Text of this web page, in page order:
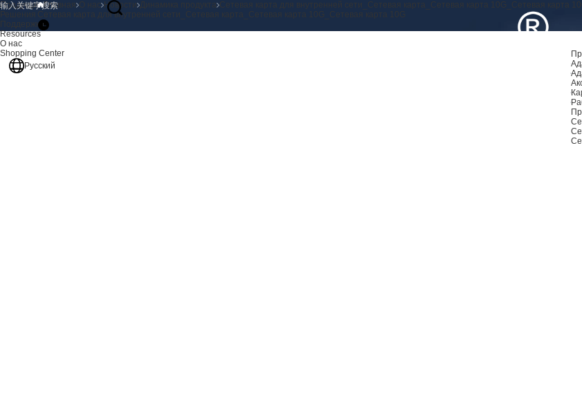
Продукция
Решения
Поддержка
Resources
О нас
Shopping Center
Русский
Главная О нас Новости Динамика продукта
Сетевая карта для внутренней сети_Сетевая карта_Сетевая карта 10G_Сетевая карта
Сетевая карта для внутренней сети_Сетевая карта_Сетевая карта 10G_Сетевая карта 10G